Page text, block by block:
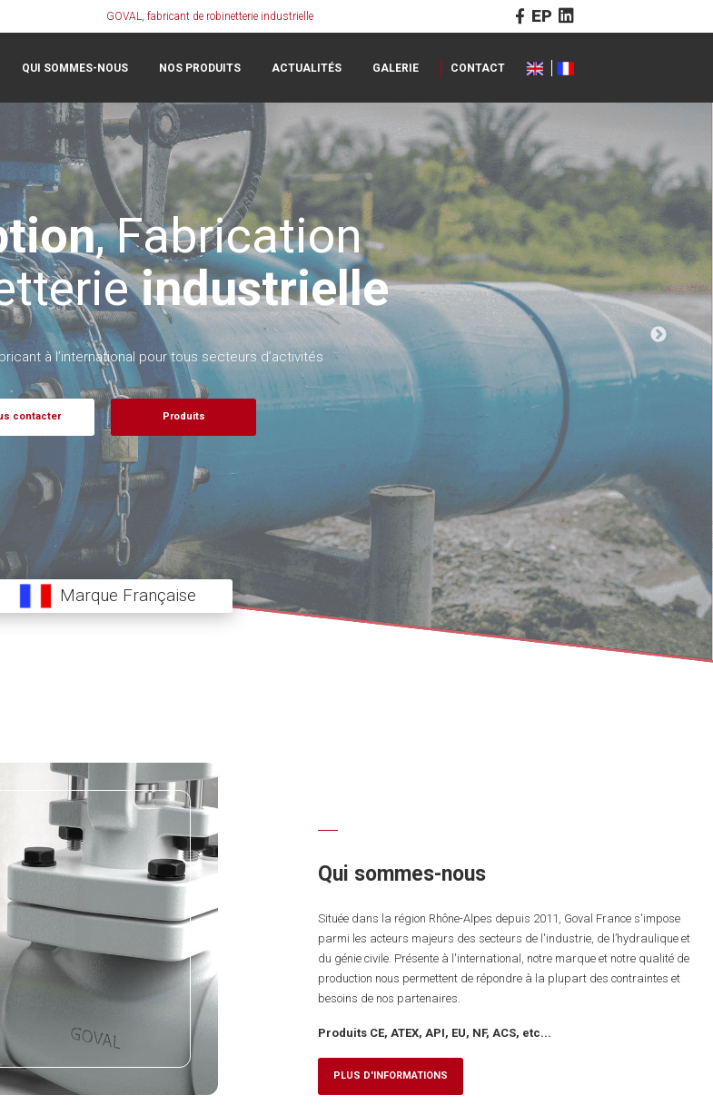
GOVAL, fabricant de robinetterie industrielle EP
QUI SOMMES-NOUS NOS PRODUITS ACTUALITÉS GALERIE CONTACT
, Fabrication
industrielle
à l’international pour tous secteurs d’activités
contacter Produits
Marque Française
Qui sommes-nous
Située dans la région Rhône-Alpes depuis 2011, Goval France s'impose
parmi les acteurs majeurs des secteurs de l'industrie, de l’hydraulique et
du génie civile. Présente à l'international, notre marque et notre qualité de
production nous permettent de répondre à la plupart des contraintes et
besoins de nos partenaires.
Produits CE, ATEX, API, EU, NF, ACS, etc...
PLUS D'INFORMATIONS